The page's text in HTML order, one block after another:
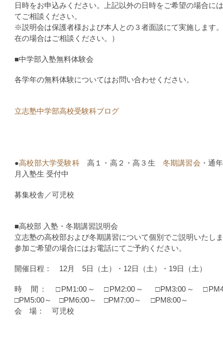
日時をお申込みください。上記以外の日時をご希望の場合に
てご相談ください。
※説明会は保護者様および本人との３者面談にて実施します
在の場合はご相談ください。）
■中学部入塾無料体験会
各学年の無料体験についてはお問い合わせください。
立志塾中学部高校受験科ブログ
●高校部大学受験科高１・高２・高３生 冬期講習会 ・通
月入塾生 受付中
募集校舎／可児校
■高校部 入塾・冬期講習説明会
立志塾の高校部および冬期講習について個別でご説明いたし
参加ご希望の場合にはお電話にてご予約ください。
開催日程： 12月 5日（土）・12日（土）・19日（土）
時 間： □PM1:00～ □PM2:00～ □PM3:00～
□PM5:00～ □PM6:00～ □PM7:00～ □PM8:00～
会 場： 可児校